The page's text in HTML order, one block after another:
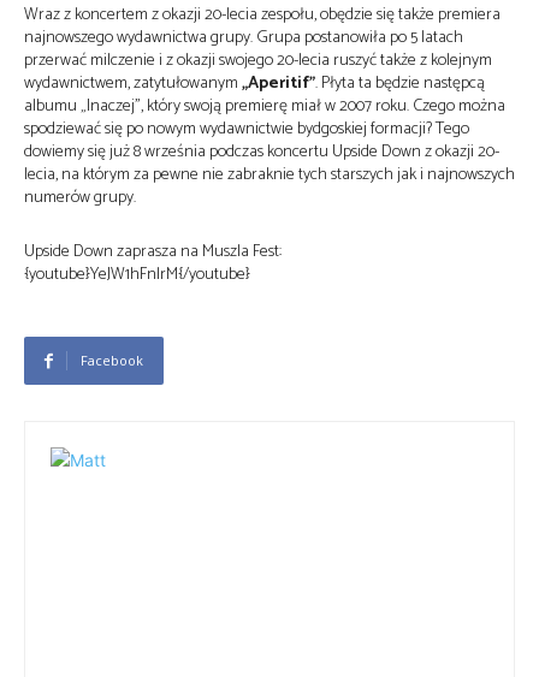
Wraz z koncertem z okazji 20-lecia zespołu, obędzie się także premiera
najnowszego wydawnictwa grupy. Grupa postanowiła po 5 latach
przerwać milczenie i z okazji swojego 20-lecia ruszyć także z kolejnym
wydawnictwem, zatytułowanym„Aperitif”. Płyta ta będzie następcą
albumu „Inaczej”, który swoją premierę miał w 2007 roku. Czego można
spodziewać się po nowym wydawnictwie bydgoskiej formacji? Tego
dowiemy się już 8 września podczas koncertu Upside Down z okazji 20-
lecia, na którym za pewne nie zabraknie tych starszych jak i najnowszych
numerów grupy.
Upside Down zaprasza na Muszla Fest:
{youtube}YeJW1hFnlrM{/youtube}
Facebook